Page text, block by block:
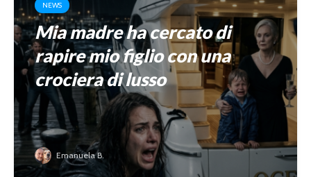
NEWS
Mia madre ha cercato di
rapire mio figlio con una
crociera di lusso
Emanuela B.